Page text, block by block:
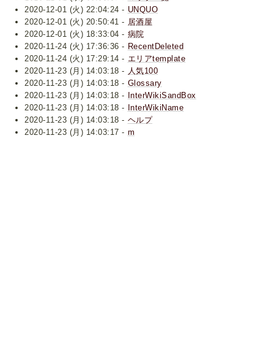
2020-12-01 (火) 22:04:24 - UNQUO
2020-12-01 (火) 20:50:41 - 居酒屋
2020-12-01 (火) 18:33:04 - 病院
2020-11-24 (火) 17:36:36 - RecentDeleted
2020-11-24 (火) 17:29:14 - エリアtemplate
2020-11-23 (月) 14:03:18 - 人気100
2020-11-23 (月) 14:03:18 - Glossary
2020-11-23 (月) 14:03:18 - InterWikiSandBox
2020-11-23 (月) 14:03:18 - InterWikiName
2020-11-23 (月) 14:03:18 - ヘルプ
2020-11-23 (月) 14:03:17 - m